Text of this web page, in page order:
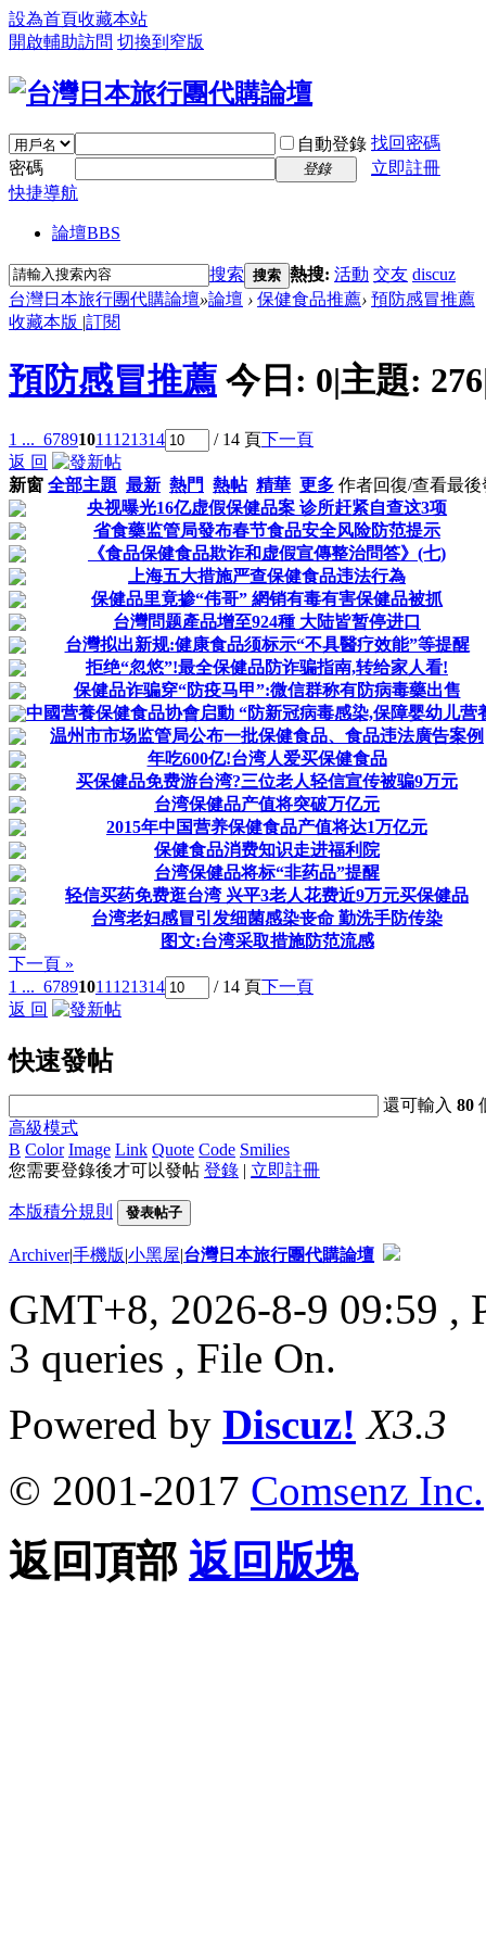
設為首頁收藏本站
開啟輔助訪問 切換到窄版
自動登錄 找回密碼
密碼
登錄
立即註冊
快捷導航
論壇BBS
搜索 搜索 熱搜: 活動 交友 discuz
台灣日本旅行團代購論壇»論壇 › 保健食品推薦› 預防感冒推薦
收藏本版 |訂閱
預防感冒推薦 今日: 0|主題: 276
1 ... 67891011 121314 / 14 頁下一頁
返 回
新窗 全部主題 最新 熱門 熱帖 精華 更多 作者回復/查看最後
央视曝光16亿虚假保健品案 诊所赶紧自查这3项
省食藥监管局發布春节食品安全风险防范提示
《食品保健食品欺诈和虚假宣傳整治問答》(七)
上海五大措施严查保健食品违法行為
保健品里竟掺“伟哥” 網销有毒有害保健品被抓
台灣問题產品增至924種 大陆皆暂停进口
台灣拟出新规:健康食品须标示“不具醫疗效能”等提醒
拒绝“忽悠”!最全保健品防诈骗指南,转给家人看!
保健品诈骗穿“防疫马甲”:微信群称有防病毒藥出售
中國营養保健食品协會启動 “防新冠病毒感染,保障婴幼儿营
温州市市场监管局公布一批保健食品、食品违法廣告案例
年吃600亿!台湾人爱买保健食品
买保健品免费游台湾?三位老人轻信宣传被骗9万元
台湾保健品产值将突破万亿元
2015年中国营养保健食品产值将达1万亿元
保健食品消费知识走进福利院
台湾保健品将标“非药品”提醒
轻信买药免费逛台湾 兴平3老人花费近9万元买保健品
台湾老妇感冒引发细菌感染丧命 勤洗手防传染
图文:台湾采取措施防范流感
下一頁 »
1 ... 67891011 121314 / 14 頁下一頁
返 回
快速發帖
還可輸入80
高級模式
B Color Image Link Quote Code Smilies
您需要登錄後才可以發帖 登錄 | 立即註冊
本版積分規則 發表帖子
Archiver|手機版|小黑屋|台灣日本旅行團代購論壇
GMT+8, 2026-8-9 09:59 ,
3 queries , File On.
Powered by Discuz! X3.3
© 2001-2017 Comsenz Inc.
返回頂部 返回版塊